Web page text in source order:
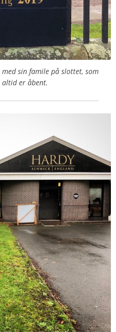
sin famile på slottet, som
er åbent.